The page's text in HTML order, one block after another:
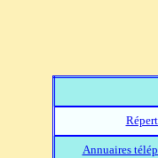
Annuaires